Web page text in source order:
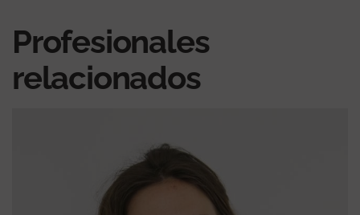
Profesionales
relacionados